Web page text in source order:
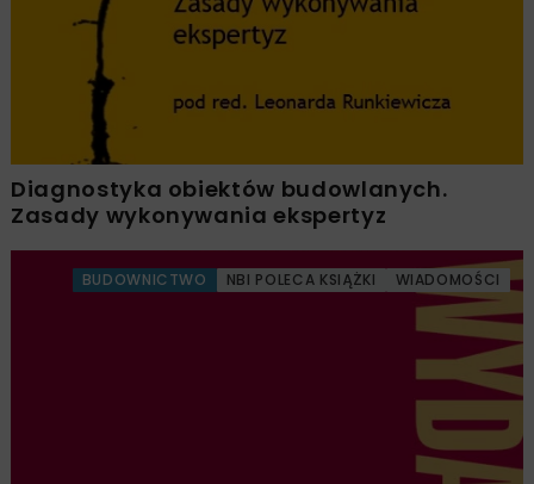
Diagnostyka obiektów budowlanych.
Zasady wykonywania ekspertyz
BUDOWNICTWO NBI POLECA KSIĄŻKI WIADOMOŚCI